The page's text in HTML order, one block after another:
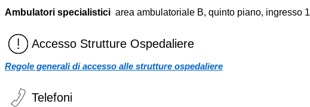
Ambulatori specialistici area ambulatoriale B, quinto piano, ingresso 1
Accesso Strutture Ospedaliere
Regole generali di accesso alle strutture ospedaliere
Telefoni